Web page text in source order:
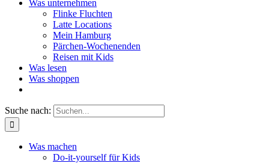
Was unternehmen
Flinke Fluchten
Latte Locations
Mein Hamburg
Pärchen-Wochenenden
Reisen mit Kids
Was lesen
Was shoppen
Suche nach:
Was machen
Do-it-yourself für Kids